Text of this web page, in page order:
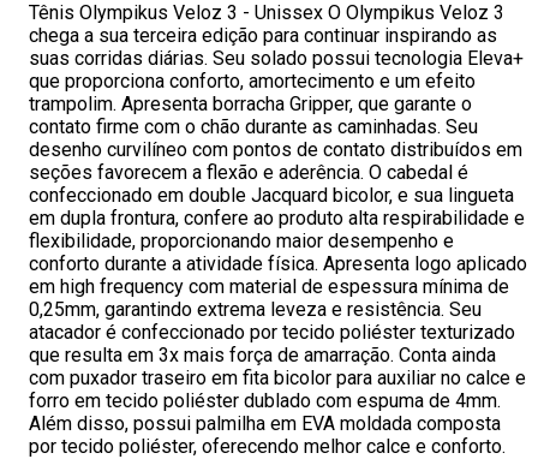
Tênis Olympikus Veloz 3 - Unissex O Olympikus Veloz 3
chega a sua terceira edição para continuar inspirando as
suas corridas diárias. Seu solado possui tecnologia Eleva+
que proporciona conforto, amortecimento e um efeito
trampolim. Apresenta borracha Gripper, que garante o
contato firme com o chão durante as caminhadas. Seu
desenho curvilíneo com pontos de contato distribuídos em
seções favorecem a flexão e aderência. O cabedal é
confeccionado em double Jacquard bicolor, e sua lingueta
em dupla frontura, confere ao produto alta respirabilidade e
flexibilidade, proporcionando maior desempenho e
conforto durante a atividade física. Apresenta logo aplicado
em high frequency com material de espessura mínima de
0,25mm, garantindo extrema leveza e resistência. Seu
atacador é confeccionado por tecido poliéster texturizado
que resulta em 3x mais força de amarração. Conta ainda
com puxador traseiro em fita bicolor para auxiliar no calce e
forro em tecido poliéster dublado com espuma de 4mm.
Além disso, possui palmilha em EVA moldada composta
por tecido poliéster, oferecendo melhor calce e conforto.